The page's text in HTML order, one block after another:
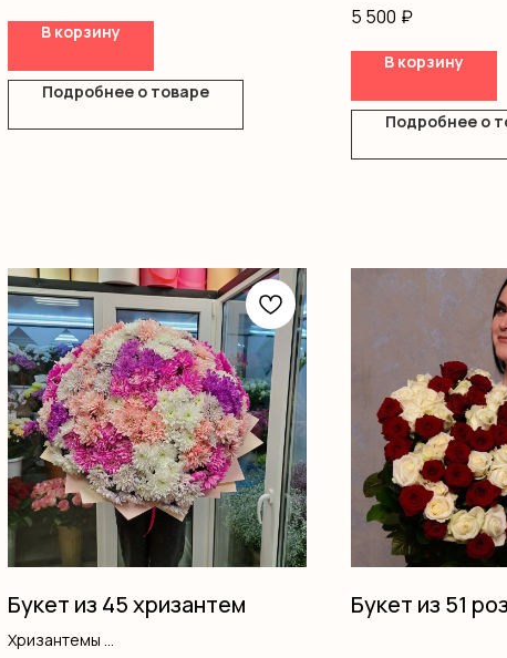
В корзину
Подробнее о товаре
Оформление
5 500 ₽
В корзину
Подробнее о
Букет из 45 хризантем
Хризантемы
Букет из 51